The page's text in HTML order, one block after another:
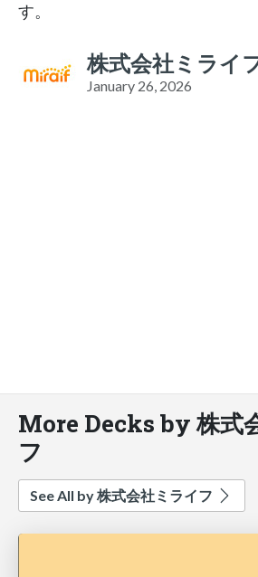
す。
株式会社ミライ
January 26, 2026
More Decks by 株式
フ
See All by 株式会社ミライフ